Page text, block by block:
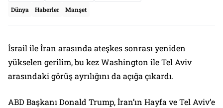
Dünya Haberler Manşet
İsrail ile İran arasında ateşkes sonrası yeniden
yükselen gerilim, bu kez Washington ile Tel Aviv
arasındaki görüş ayrılığını da açığa çıkardı.
ABD Başkanı Donald Trump, İran’ın Hayfa ve Tel Aviv’e